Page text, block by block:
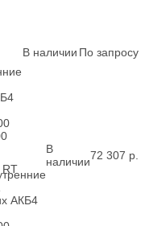
4
В наличии По запросу
АКБ4
В
наличии72 307 р.